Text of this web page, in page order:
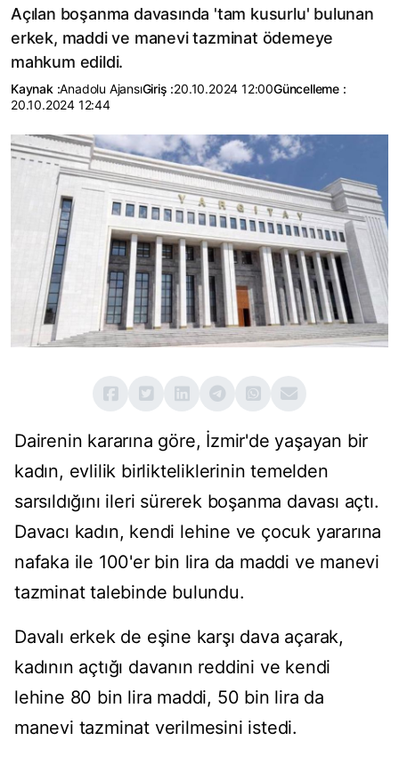
Açılan boşanma davasında 'tam kusurlu' bulunan
erkek, maddi ve manevi tazminat ödemeye
mahkum edildi.
Kaynak :Anadolu AjansıGiriş :20.10.2024 12:00Güncelleme :
20.10.2024 12:44
Dairenin kararına göre, İzmir'de yaşayan bir
kadın, evlilik birlikteliklerinin temelden
sarsıldığını ileri sürerek boşanma davası açtı.
Davacı kadın, kendi lehine ve çocuk yararına
nafaka ile 100'er bin lira da maddi ve manevi
tazminat talebinde bulundu.
Davalı erkek de eşine karşı dava açarak,
kadının açtığı davanın reddini ve kendi
lehine 80 bin lira maddi, 50 bin lira da
manevi tazminat verilmesini istedi.